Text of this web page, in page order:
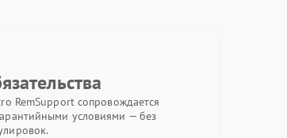
RemSupport сопровождается
условиями — без